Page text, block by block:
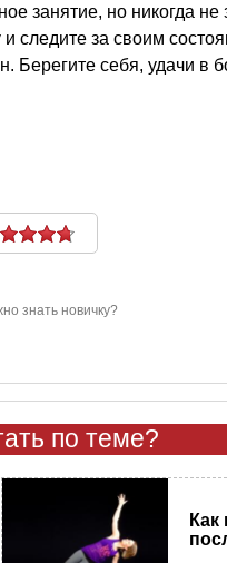
занятие, но никогда
следите за своим
Берегите себя, удачи в
знать новичку?
по теме?
Как